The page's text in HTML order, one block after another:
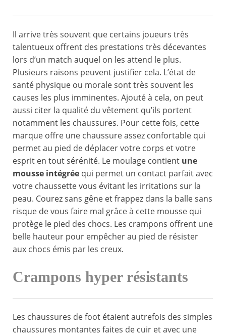
Il arrive très souvent que certains joueurs très
talentueux offrent des prestations très décevantes
lors d’un match auquel on les attend le plus.
Plusieurs raisons peuvent justifier cela. L’état de
santé physique ou morale sont très souvent les
causes les plus imminentes. Ajouté à cela, on peut
aussi citer la qualité du vêtement qu’ils portent
notamment les chaussures. Pour cette fois, cette
marque offre une chaussure assez confortable qui
permet au pied de déplacer votre corps et votre
esprit en tout sérénité. Le moulage contient une
mousse intégrée qui permet un contact parfait avec
votre chaussette vous évitant les irritations sur la
peau. Courez sans gêne et frappez dans la balle sans
risque de vous faire mal grâce à cette mousse qui
protège le pied des chocs. Les crampons offrent une
belle hauteur pour empêcher au pied de résister
aux chocs émis par les creux.
Crampons hyper résistants
Les chaussures de foot étaient autrefois des simples
chaussures montantes faites de cuir et avec une